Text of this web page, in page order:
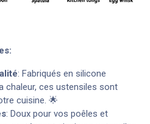
: Fabriqués en silicone
chaleur, ces ustensiles sont
cuisine. 🌟
: Doux pour vos poêles et